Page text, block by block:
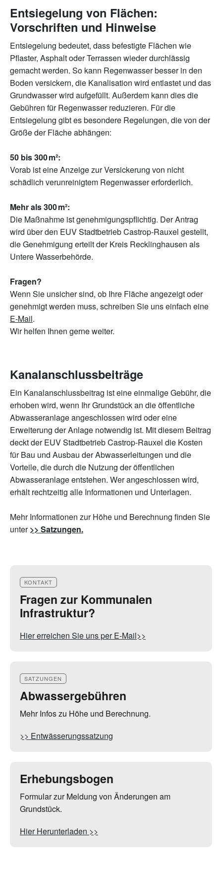
Entsiegelung von Flächen:
Vorschriften und Hinweise
Entsiegelung bedeutet, dass befestigte Flächen wie
Pflaster, Asphalt oder Terrassen wieder durchlässig
gemacht werden. So kann Regenwasser besser in den
Boden versickern, die Kanalisation wird entlastet und das
Grundwasser wird aufgefüllt. Außerdem kann dies die
Gebühren für Regenwasser reduzieren. Für die
Entsiegelung gibt es besondere Regelungen, die von der
Größe der Fläche abhängen:
50 bis 300 m²:
Vorab ist eine Anzeige zur Versickerung von nicht
schädlich verunreinigtem Regenwasser erforderlich.
Mehr als 300 m²:
Die Maßnahme ist genehmigungspflichtig. Der Antrag
wird über den EUV Stadtbetrieb Castrop-Rauxel gestellt,
die Genehmigung erteilt der Kreis Recklinghausen als
Untere Wasserbehörde.
Fragen?
Wenn Sie unsicher sind, ob Ihre Fläche angezeigt oder
genehmigt werden muss, schreiben Sie uns einfach eine
E-Mail.
Wir helfen Ihnen gerne weiter.
Kanalanschlussbeiträge
Ein Kanalanschlussbeitrag ist eine einmalige Gebühr, die
erhoben wird, wenn Ihr Grundstück an die öffentliche
Abwasseranlage angeschlossen wird oder eine
Erweiterung der Anlage notwendig ist. Mit diesem Beitrag
deckt der EUV Stadtbetrieb Castrop-Rauxel die Kosten
für Bau und Ausbau der Abwasserleitungen und die
Vorteile, die durch die Nutzung der öffentlichen
Abwasseranlage entstehen. Wer angeschlossen wird,
erhält rechtzeitig alle Informationen und Unterlagen.
Mehr Informationen zur Höhe und Berechnung finden Sie
unter>> Satzungen.
KONTAKT
Fragen zur Kommunalen
Infrastruktur?
Hier erreichen Sie uns per E-Mail>>
SATZUNGEN
Abwassergebühren
Mehr Infos zu Höhe und Berechnung.
>> Entwässerungssatzung
Erhebungsbogen
Formular zur Meldung von Änderungen am
Grundstück.
Hier Herunterladen >>